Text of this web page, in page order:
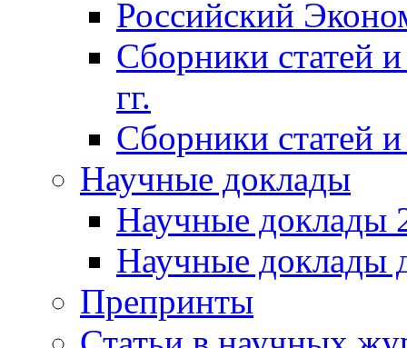
Российский
Сборники статей
гг.
Сборники статей
Научные доклады
Научные доклады
Научные доклады
Препринты